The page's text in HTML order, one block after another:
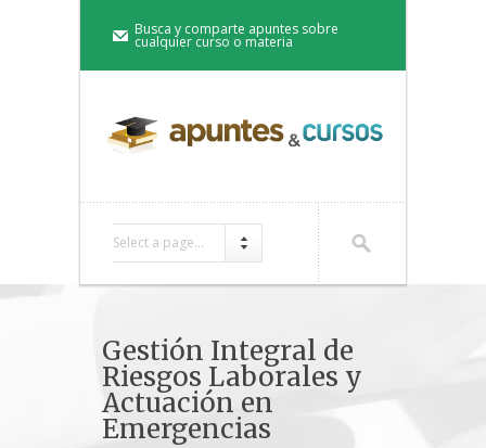
Busca y comparte apuntes sobre
cualquier curso o materia
Select a page...
Gestión Integral de
Riesgos Laborales y
Actuación en
Emergencias